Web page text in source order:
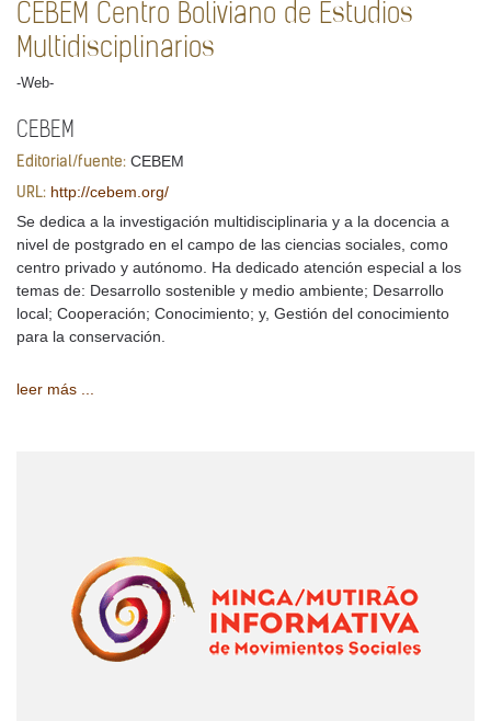
CEBEM Centro Boliviano de Estudios
Multidisciplinarios
-Web-
CEBEM
Editorial/fuente: CEBEM
URL: http://cebem.org/
Se dedica a la investigación multidisciplinaria y a la docencia a
nivel de postgrado en el campo de las ciencias sociales, como
centro privado y autónomo. Ha dedicado atención especial a los
temas de: Desarrollo sostenible y medio ambiente; Desarrollo
local; Cooperación; Conocimiento; y, Gestión del conocimiento
para la conservación.
leer más ...